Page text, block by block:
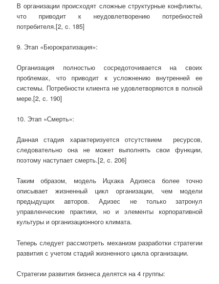
В организации происходят сложные структурные конфликты,
что приводит к неудовлетворению потребностей
потребителя.[2, c. 185]
9. Этап «Бюрократизация»:
Организация полностью сосредоточивается на своих
проблемах, что приводит к усложнению внутренней ее
системы. Потребности клиента не удовлетворяются в полной
мере.[2, c. 190]
10. Этап «Смерть»:
Данная стадия характеризуется отсутствием ресурсов,
следовательно она не может выполнять свои функции,
поэтому наступает смерть.[2, c. 206]
Таким образом, модель Ицхака Адизеса более точно
описывает жизненный цикл организации, чем модели
предыдущих авторов. Адизес не только затронул
управленческие практики, но и элементы корпоративной
культуры и организационного климата.
Теперь следует рассмотреть механизм разработки стратегии
развития с учетом стадий жизненного цикла организации.
Стратегии развития бизнеса делятся на 4 группы: